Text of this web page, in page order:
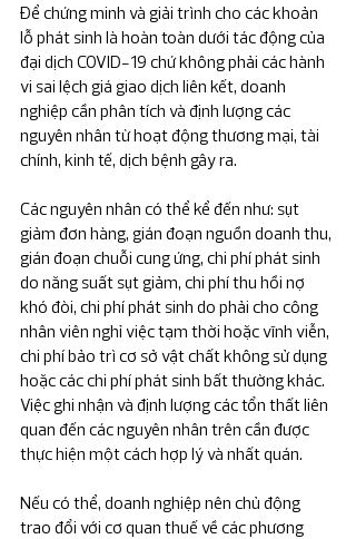
Để chứng minh và giải trình cho các khoản
lỗ phát sinh là hoàn toàn dưới tác động của
đại dịch COVID-19 chứ không phải các hành
vi sai lệch giá giao dịch liên kết, doanh
nghiệp cần phân tích và định lượng các
nguyên nhân từ hoạt động thương mại, tài
chính, kinh tế, dịch bệnh gây ra.
Các nguyên nhân có thể kể đến như: sụt
giảm đơn hàng, gián đoạn nguồn doanh thu,
gián đoạn chuỗi cung ứng, chi phí phát sinh
do năng suất sụt giảm, chi phí thu hồi nợ
khó đòi, chi phí phát sinh do phải cho công
nhân viên nghỉ việc tạm thời hoặc vĩnh viễn,
chi phí bảo trì cơ sở vật chất không sử dụng
hoặc các chi phí phát sinh bất thường khác.
Việc ghi nhận và định lượng các tổn thất liên
quan đến các nguyên nhân trên cần được
thực hiện một cách hợp lý và nhất quán.
Nếu có thể, doanh nghiệp nên chủ động
trao đổi với cơ quan thuế về các phương